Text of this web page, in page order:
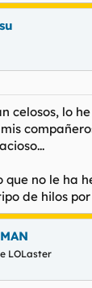
celosos, lo
que no le ha
de hilos
LOLaster